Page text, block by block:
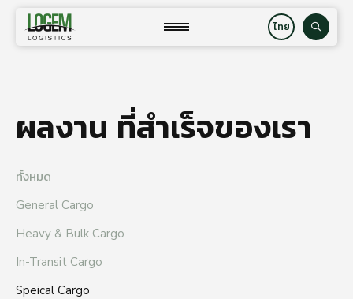
content
ค้นหา
close
ผลงาน ที่สำเร็จของเรา
ทั้งหมด
General Cargo
Heavy & Bulk Cargo
In-Transit Cargo
Speical Cargo